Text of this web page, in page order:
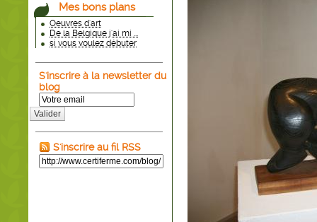
Mes bons plans
Oeuvres d'art
De la Belgique j'ai mi ...
si vous voulez débuter
S'inscrire à la newsletter du
blog
Valider
S'inscrire au fil RSS